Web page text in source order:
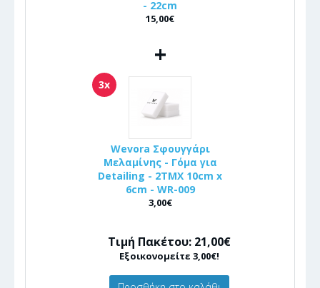
- 22cm
15,00€
+
3x
Wevora Σφουγγάρι
Μελαμίνης - Γόμα για
Detailing - 2ΤΜΧ 10cm x
6cm - WR-009
3,00€
Τιμή Πακέτου: 21,00€
Εξοικονομείτε 3,00€!